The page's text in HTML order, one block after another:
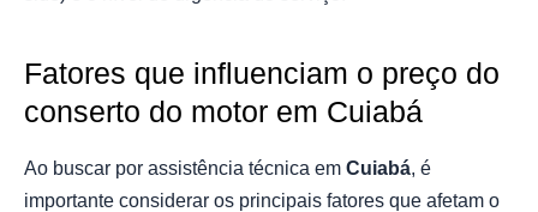
Fatores que influenciam o preço do
conserto do motor em Cuiabá
Ao buscar por assistência técnica em Cuiabá, é
importante considerar os principais fatores que afetam o